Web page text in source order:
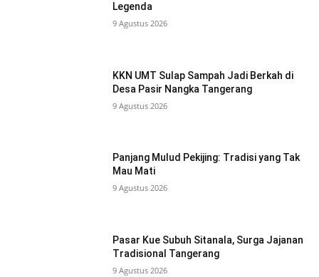
Legenda
9 Agustus 2026
KKN UMT Sulap Sampah Jadi Berkah di
Desa Pasir Nangka Tangerang
9 Agustus 2026
Panjang Mulud Pekijing: Tradisi yang Tak
Mau Mati
9 Agustus 2026
Pasar Kue Subuh Sitanala, Surga Jajanan
Tradisional Tangerang
9 Agustus 2026